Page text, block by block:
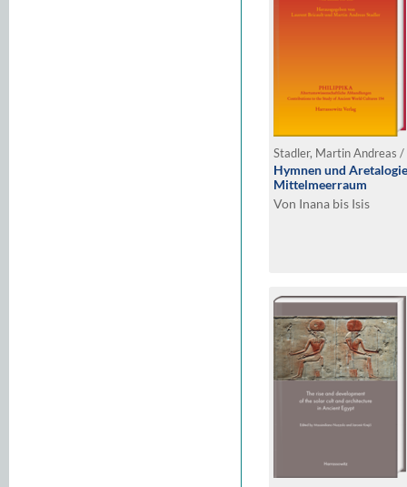
Stadler, Martin Andreas
Hymnen und
Mittelmeerraum
Von Inana bis Isis